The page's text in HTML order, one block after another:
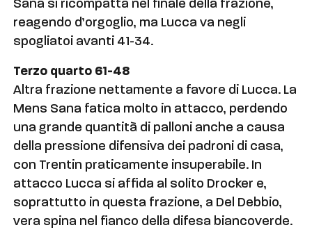
Sana si ricompatta nel finale della frazione,
reagendo d’orgoglio, ma Lucca va negli
spogliatoi avanti 41-34.
Terzo quarto 61-48
Altra frazione nettamente a favore di Lucca. La
Mens Sana fatica molto in attacco, perdendo
una grande quantità di palloni anche a causa
della pressione difensiva dei padroni di casa,
con Trentin praticamente insuperabile. In
attacco Lucca si affida al solito Drocker e,
soprattutto in questa frazione, a Del Debbio,
vera spina nel fianco della difesa biancoverde.